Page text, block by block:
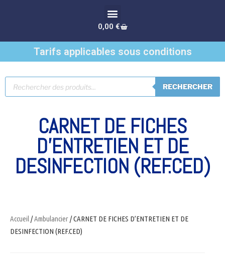
0,00 €
Tarifs applicables sous conditions
RECHERCHER
CARNET DE FICHES
D’ENTRETIEN ET DE
DESINFECTION (REF.CED)
Accueil/Ambulancier/ CARNET DE FICHES D’ENTRETIEN ET DE
DESINFECTION (REF.CED)